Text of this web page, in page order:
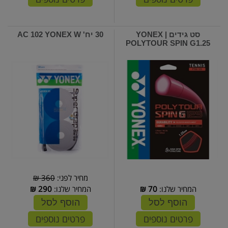
סט גידים | YONEX
POLYTOUR SPIN G1.25
המחיר שלנו:70
₪
הוסף לסל
פרטים נוספים
30 יח' AC 102 YONEX W
מחיר לפני:360 ₪
המחיר שלנו:290
₪
הוסף לסל
פרטים נוספים